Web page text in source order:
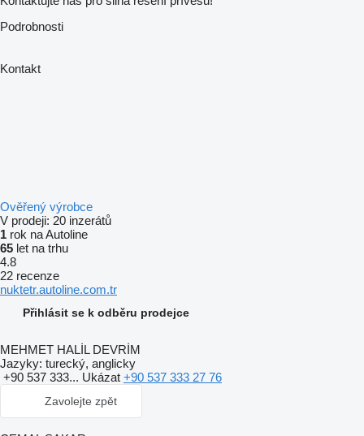
Podrobnosti
Kontakt
Ověřený výrobce
V prodeji: 20 inzerátů
1 rok na Autoline
65 let na trhu
4.8
22 recenze
nuktetr.autoline.com.tr
Přihlásit se k odběru prodejce
MEHMET HALİL DEVRİM
Jazyky: turecký, anglicky
+90 537 333... Ukázat +90 537 333 27 76
Zavolejte zpět